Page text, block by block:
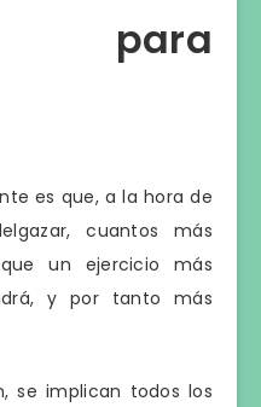
para
es que, a la hora de
cuantos más
un ejercicio más
y por tanto más
se implican todos los